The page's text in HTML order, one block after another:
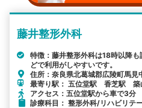
藤井整形外科
特徴：藤井整形外科は18時以降
どで利用がしやすいです。
住所：奈良県北葛城郡広陵町馬見
最寄り駅： 五位堂駅 香芝駅 築
アクセス：五位堂駅から車で3分
診療科目： 整形外科/リハビリテ